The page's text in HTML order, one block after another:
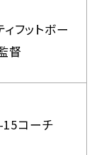
フットボー
督
コーチ